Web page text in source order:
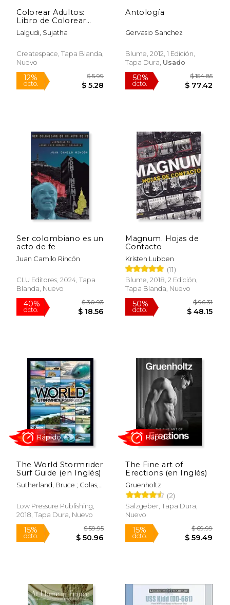
26%
dcto.
$ 45.00
Rápido
40%
dcto.
Colorear Adultos:
Libro de Colorear
Para Adultos: Libro
Pascua, Un Libro Para
Antiestres Y
Relajante, Arteterapia,
Lalgudi, Sujatha
Createspace, Tapa Blanda,
Nuevo
dcto. $ 5.28
Antología
Gervasio Sanchez
Blume, 2012, 1 Edición,
Tapa Dura, Usado
50%
dcto.
Ser colombiano es un
acto de fe
Juan Camilo Rincón
CLU Editores, 2024, Tapa
Blanda, Nuevo
Magnum. Hojas de
Contacto
Kristen Lubben
(11)
Blume, 2018, 2 Edición,
Tapa Blanda, Nuevo
The World Stormrider
Surf Guide (en Inglés)
Sutherland, Bruce ; Colas,
Low Pressure Publishing,
2018, Tapa Dura, Nuevo
The Fine art of
Erections (en Inglés)
Gruenholtz
(2)
Salzgeber, Tapa Dura,
Nuevo